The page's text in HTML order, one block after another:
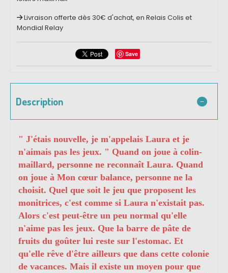
Livraison offerte dès 30€ d'achat, en Relais Colis et
Mondial Relay
Save
Description
" J'étais nouvelle, je m'appelais Laura et je
n'aimais pas les jeux. " Quand on joue à colin-
maillard, personne ne reconnaît Laura. Quand
on joue à Mon cœur balance, personne ne la
choisit. Quel que soit le jeu que proposent les
monitrices, c'est comme si Laura n'existait pas.
Alors c'est peut-être un peu normal qu'elle
n'aime pas les jeux. Que la barre de pâte de
fruits du goûter lui reste sur l'estomac. Et
qu'elle rêve d'être ailleurs que dans cette colonie
de vacances. Mais il existe un moyen pour que